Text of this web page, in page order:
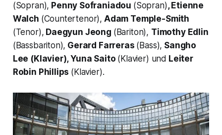
(Sopran), Penny Sofraniadou (Sopran), Etienne
Walch (Countertenor), Adam Temple-Smith
(Tenor), Daegyun Jeong (Bariton), Timothy Edlin
(Bassbariton), Gerard Farreras (Bass), Sangho
Lee (Klavier), Yuna Saito (Klavier) und Leiter
Robin Phillips (Klavier).